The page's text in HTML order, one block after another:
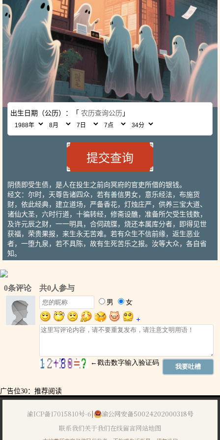
出生日期（公历）：「 农历查询公历 」
阴债即受生债，是人在投生之前向冥府的官吏所借的银钱。
经文：尔时，天尊告诸四众，若有善信男女，意乐经法，布施货
财，依此经典，建立道场，严备香花，灯烛庄严，供养三宝大道、
诸仙大圣，六时行道，十徧转经，修斋设醮，准备所欠受生钱数，
及许元辰之财，一一明具，合伺疏牒，烧还本属库分者，即得见世
获福，荣贵果报，来生永无苦难。若有众生不信前缘，返生恶业
者，一堕九泉，若不具陈，故有生死苦乐之报。汝等大众，各自省
知。
广告位30：推荐阅读
渝ICP备17015810号-6|
渝公网安备50024202000318号
联系我们关于我们在线留言网站地图